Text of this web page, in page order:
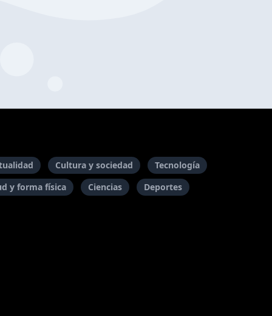
Cultura y sociedad
Tecnología
y forma física
Ciencias Deportes